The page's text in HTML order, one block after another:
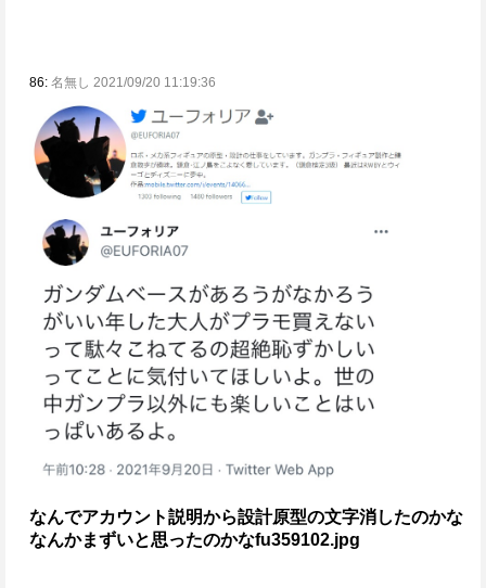
86: 名無し 2021/09/20 11:19:36
なんでアカウント説明から設計原型の文字消したのかな
なんかまずいと思ったのかなfu359102.jpg